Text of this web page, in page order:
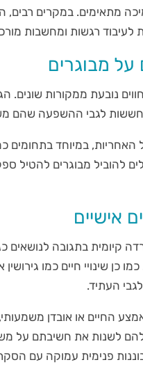
מתאימים. במקרים
לעיבוד רגשות ומחשבות
על מבוגרים
נובעת ממקורות שונים.
לגבי ההשפעה שהם
האחריות, במיוחד בתחומים
להוביל מבוגרים להטיל
אישיים
קיומית בתגובה
כן שינויי חיים כמו
העתיד.
החיים או אובדן
להם לשנות את חשיבתם על
פנימית עמוקה עם